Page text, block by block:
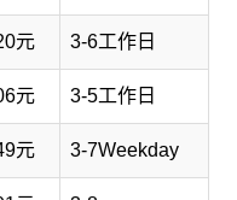
元 3-6工作日
元 3-5工作日
元 3-7Weekday